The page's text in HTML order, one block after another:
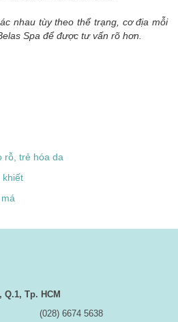
nhau tùy theo thể trạng, cơ địa mỗi
Spa để được tư vấn rõ hơn.
rỗ, trẻ hóa da
khiết
Tp. HCM
(028) 6674 5638